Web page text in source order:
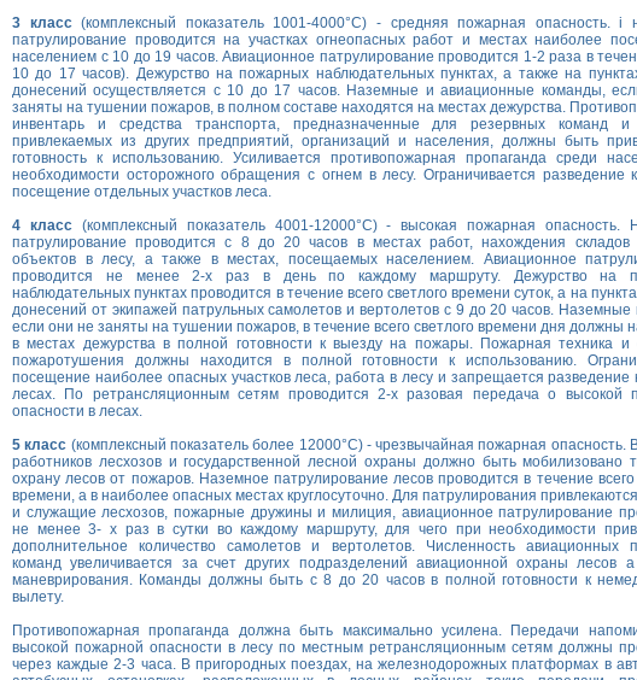
3 класс(комплексный показатель 1001-4000°С) - средняя пожарная опасность. i
патрулирование проводится на участках огнеопасных работ и местах наиболее
населением с 10 до 19 часов. Авиационное патрулирование проводится 1-2 раза в
10 до 17 часов). Дежурство на пожарных наблюдательных пунктах, а также на
донесений осуществляется с 10 до 17 часов. Наземные и авиационные команды,
заняты на тушении пожаров, в полном составе находятся на местах дежурства.
инвентарь и средства транспорта, предназначенные для резервных команд и
привлекаемых из других предприятий, организаций и населения, должны быть
готовность к использованию. Усиливается противопожарная пропаганда среди
необходимости осторожного обращения с огнем в лесу. Ограничивается разведение
посещение отдельных участков леса.
4 класс(комплексный показатель 4001-12000°С) - высокая пожарная опасность.
патрулирование проводится с 8 до 20 часов в местах работ, нахождения складов
объектов в лесу, а также в местах, посещаемых населением. Авиационное
проводится не менее 2-х раз в день по каждому маршруту. Дежурство на
наблюдательных пунктах проводится в течение всего светлого времени суток, а на
донесений от экипажей патрульных самолетов и вертолетов с 9 до 20 часов. Наземные
если они не заняты на тушении пожаров, в течение всего светлого времени дня должны
в местах дежурства в полной готовности к выезду на пожары. Пожарная техника и
пожаротушения должны находится в полной готовности к использованию.
посещение наиболее опасных участков леса, работа в лесу и запрещается разведение
лесах. По ретрансляционным сетям проводится 2-х разовая передача о высокой
опасности в лесах.
5 класс (комплексный показатель более 12000°С) - чрезвычайная пожарная опасность.
работников лесхозов и государственной лесной охраны должно быть мобилизовано
охрану лесов от пожаров. Наземное патрулирование лесов проводится в течение всего
времени, а в наиболее опасных местах круглосуточно. Для патрулирования
и служащие лесхозов, пожарные дружины и милиция, авиационное патрулирование
не менее 3- х раз в сутки во каждому маршруту, для чего при необходимости
дополнительное количество самолетов и вертолетов. Численность авиационных
команд увеличивается за счет других подразделений авиационной охраны лесов
маневрирования. Команды должны быть с 8 до 20 часов в полной готовности к
вылету.
Противопожарная пропаганда должна быть максимально усилена. Передачи
высокой пожарной опасности в лесу по местным ретрансляционным сетям должны
через каждые 2-3 часа. В пригородных поездах, на железнодорожных платформах в